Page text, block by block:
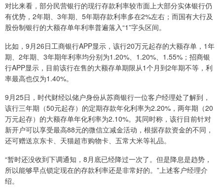
对比来看，部分民营银行的现行存款利率较市面上大部分实体银行仍
有优势，2年期、3年期、5年期存款利率多在2%左右；而国有大行及
股份制银行的大额存单年利率普遍落入“1”字头区间。
比如，9月26日工商银行APP显示，该行20万元起存的大额存单，1年
期、2年期、3年期年利率均分别为1.20%、1.20%、1.55%；招商银
行APP显示，目前该行在售的大额存单期限从1个月到2年期不等，利
率最高也仅为1.40%。
9月25日，时代财经以储户身份从苏商银行一位客户经理处了解到，
该行三年期（50元起存）的定期存款年化利率为2.20%，两年期（20
万元起存）的大额存单年化利率为2.10%。其同时称，该行目前针对
新开户可以享受最高88元的微信立减金活动，根据存款资金的不同，
还可赠送京东卡、天猫超市购物卡、五常大米等礼品。
“暂时还没收到下调通知，8月底已经降过一次了。但是降息是趋势，
所以能够早点锁定现在的存款利率还是非常好的。”上述客户经理介
绍。